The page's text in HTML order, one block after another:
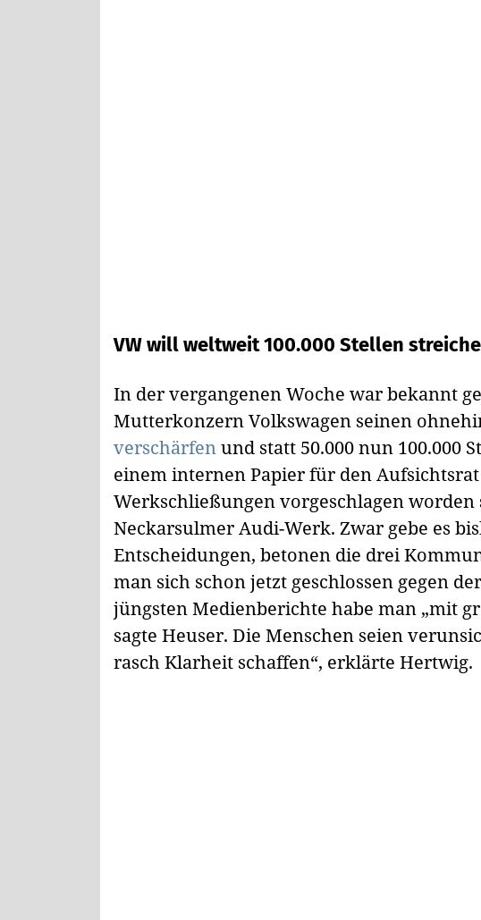
VW will weltweit 100.000 Stellen
In der vergangenen Woche war bekannt
Mutterkonzern Volkswagen seinen
verschärfenund statt 50.000 nun 100.000
einem internen Papier für den
Werkschließungen vorgeschlagen
Neckarsulmer Audi-Werk. Zwar gebe es
Entscheidungen, betonen die drei
man sich schon jetzt geschlossen gegen
jüngsten Medienberichte habe man „mit
sagte Heuser. Die Menschen seien
rasch Klarheit schaffen“, erklärte Hertwig.